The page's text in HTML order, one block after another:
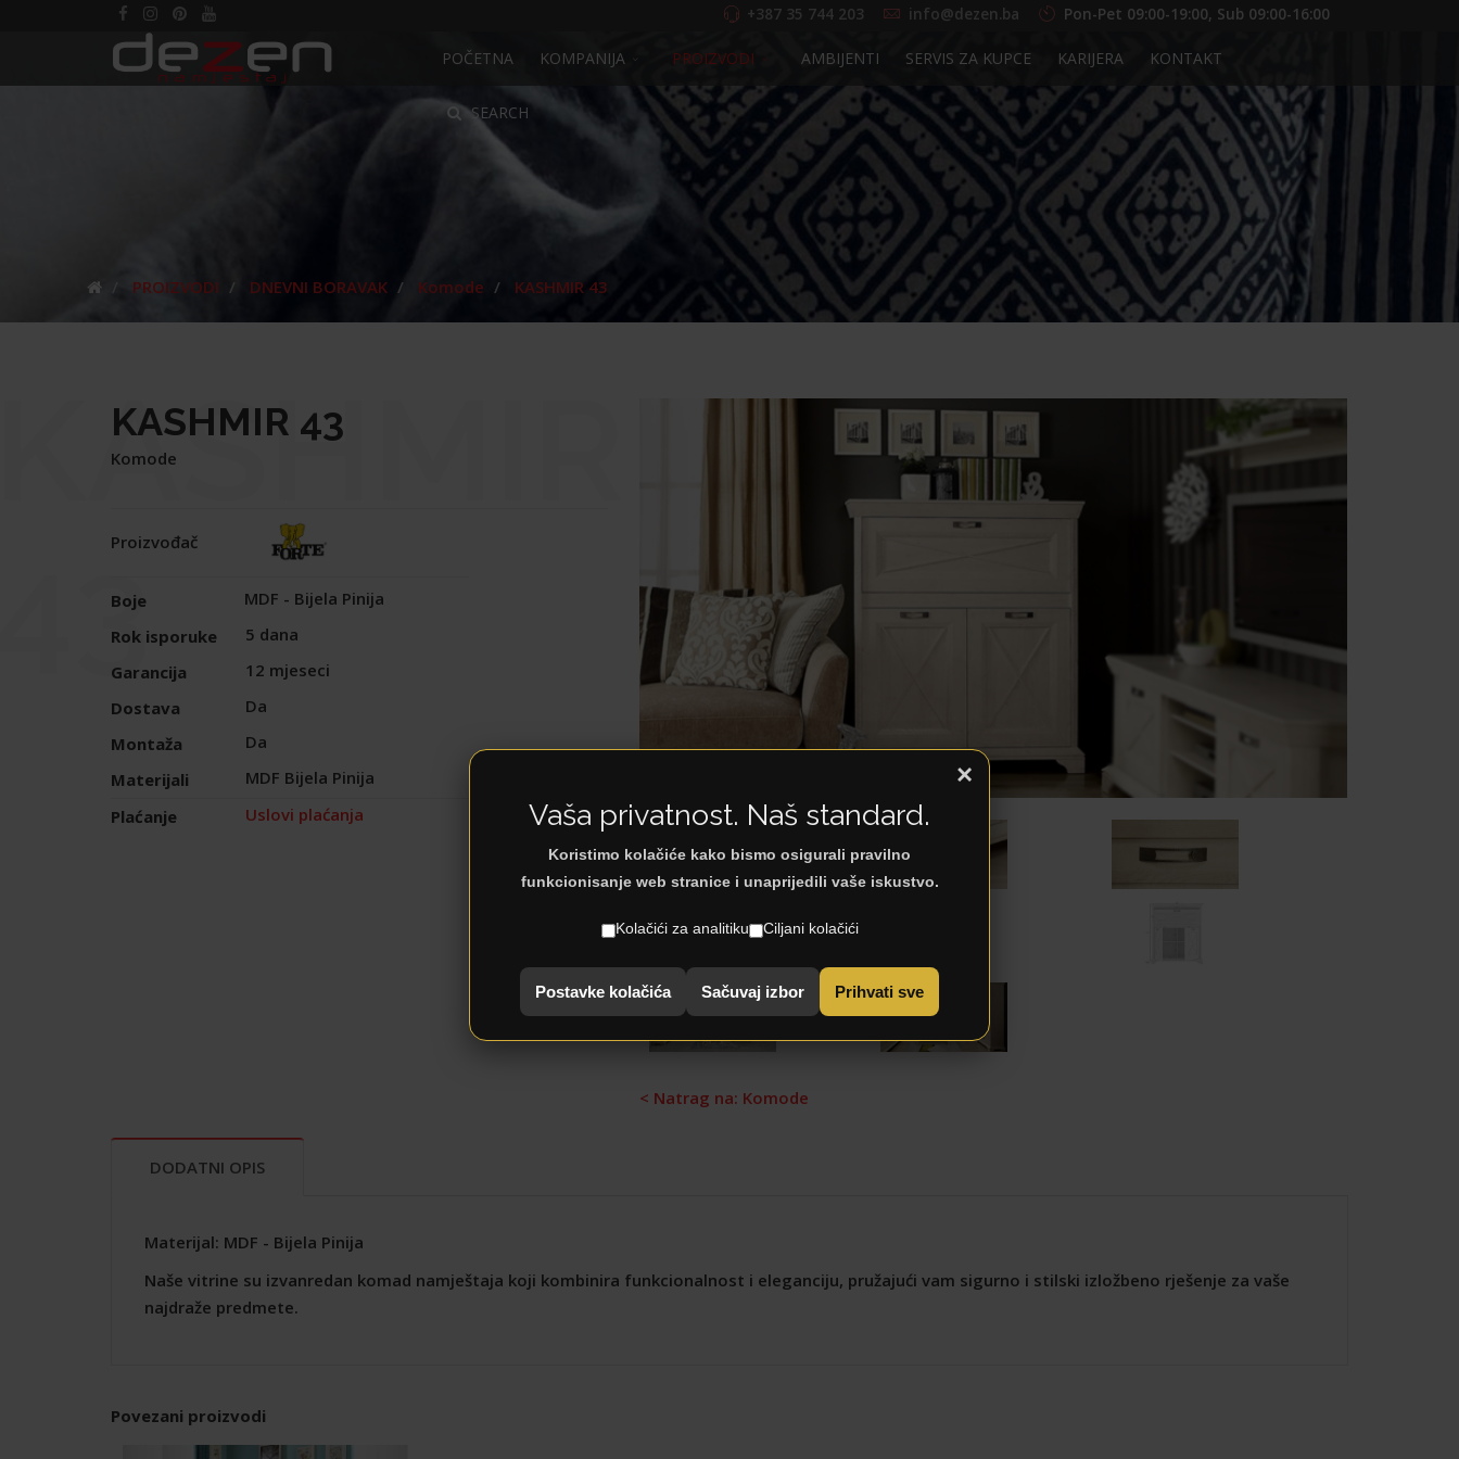
POČETNA KOMPANIJA PROIZVODI AMBIJENTI SERVIS ZA KUPCE KARIJERA KONTAKT
SEARCH
+387 35 744 203 info@dezen.ba Pon-Pet 09:00-19:00, Sub 09:00-16:00
PROIZVODI DNEVNI BORAVAK Komode KASHMIR 43
KASHMIR 43
Komode
Proizvođač
Boje
MDF - Bijela Pinija
Rok isporuke
5 dana
Garancija
12 mjeseci
Dostava
Da
Montaža
Da
Materijali
MDF Bijela Pinija
Plaćanje
Uslovi plaćanja
< Natrag na: Komode
DODATNI OPIS
Materijal: MDF - Bijela Pinija
Naše vitrine su izvanredan komad namještaja koji kombinira funkcionalnost i eleganciju, pružajući vam sigurno i stilski izložbeno rješenje za vaše
najdraže predmete.
Povezani proizvodi
×
Vaša privatnost. Naš standard.
Koristimo kolačiće kako bismo osigurali pravilno
funkcionisanje web stranice i unaprijedili vaše iskustvo.
Kolačići za analitiku Ciljani kolačići
Postavke kolačića Sačuvaj izbor Prihvati sve